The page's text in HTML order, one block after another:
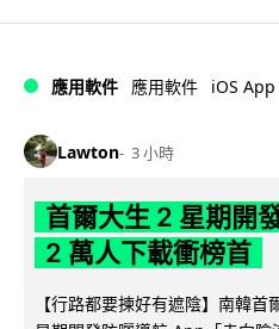
應用軟件 應用軟件 iOS App
Lawton 3 小時
首爾大生 2 星期開
2 萬人下載衝榜首
【行路都要揀好有遮陰】南韓